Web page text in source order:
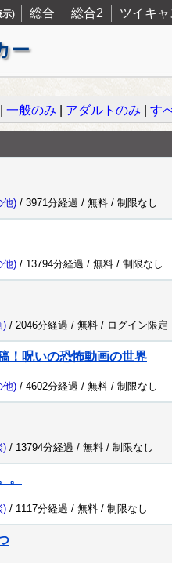
示) 総合 総合2 ツイキャ
ー
一般のみ アダルトのみ す
他) / 3971分経過 / 無料 / 制限なし
他) / 13794分経過 / 無料 / 制限なし
) / 2046分経過 / 無料 / ログイン限定
！呪いの恐怖動画の世界
他) / 4602分経過 / 無料 / 制限なし
) / 13794分経過 / 無料 / 制限なし
。
) / 1117分経過 / 無料 / 制限なし